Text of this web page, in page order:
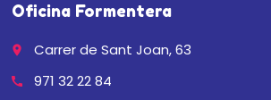
Oficina Formentera
place Carrer de Sant Joan, 63
call 971 32 22 84